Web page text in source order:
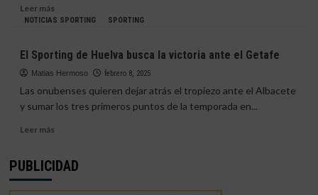
Getafe
Leer másLeer
más
Getafe
oficializa
el
fichaje
onubense
medio
NOTICIAS SPORTING SPORTING
El Sporting de Huelva busca la victoria ante el Getafe
Matias Hermoso febrero 8, 2025
Las onubenses quieren dejar atrás el tropiezo ante el Albacete
y sumar los tres primeros puntos de la temporada en...
Leer másLeer
El
PUBLICIDAD